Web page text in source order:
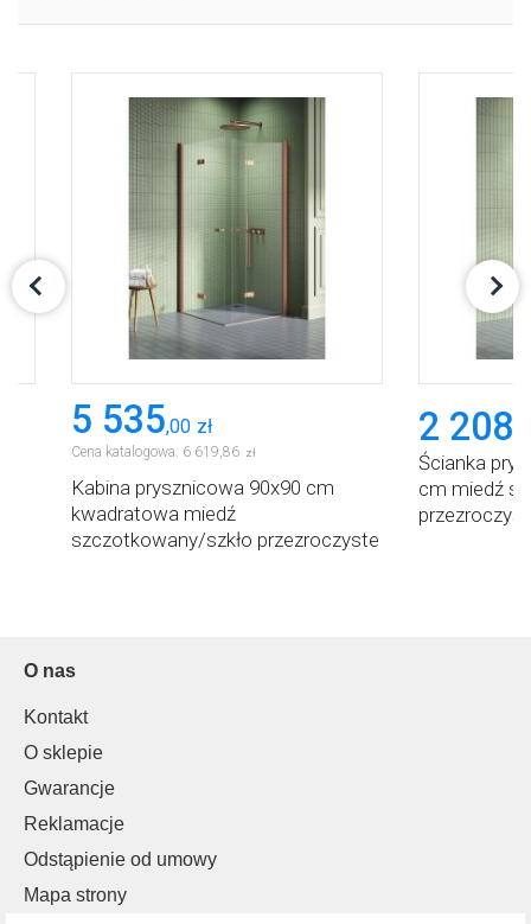
5 535,00 zł
Cena katalogowa: 6 619,86 zł
Kabina prysznicowa 90x90 cm
kwadratowa miedź
szczotkowany/szkło przezroczyste
2 208
Ścianka
cm miedź
O nas
Kontakt
O sklepie
Gwarancje
Reklamacje
Odstąpienie od umowy
Mapa strony